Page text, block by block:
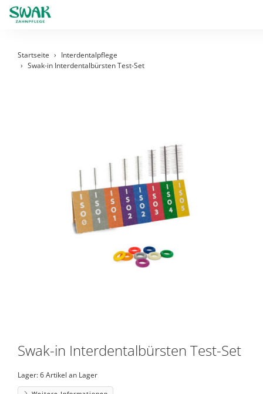
Startseite
Interdentalpflege
Swak-in Interdentalbürsten Test-Set
Swak-in Interdentalbürsten Test-Set
Lager:6 Artikel an Lager